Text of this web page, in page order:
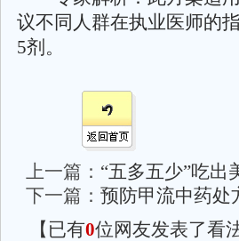
议不同人群在执业医师的
5剂。
上一篇： “五多五少”吃出
下一篇： 预防甲流中药处
【已有0位网友发表了看